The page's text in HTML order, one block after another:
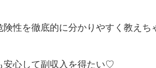
険性を徹底的に分かりやすく教え
安心して副収入を得たい♡